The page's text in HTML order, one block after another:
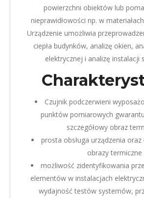
powierzchni obiektów lub
nieprawidłowości np. w
Urządzenie umożliwia
ciepła budynków, analizę okien,
elektrycznej i analizę instalacji
Czujnik podczerwieni
punktów pomiarowych
szczegółowy obraz
prosta obsługa urządzenia oraz
obrazy termiczne
możliwość zidentyfikowania
elementów w instalacjach
wydajność testów systemów,